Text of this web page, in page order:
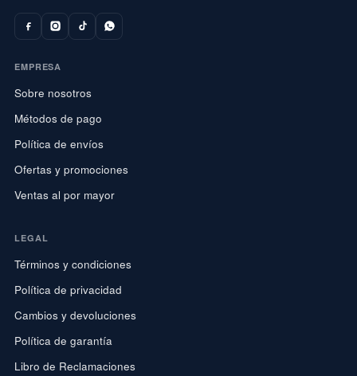
EMPRESA
Sobre nosotros
Métodos de pago
Política de envíos
Ofertas y promociones
Ventas al por mayor
LEGAL
Términos y condiciones
Política de privacidad
Cambios y devoluciones
Política de garantía
Libro de Reclamaciones